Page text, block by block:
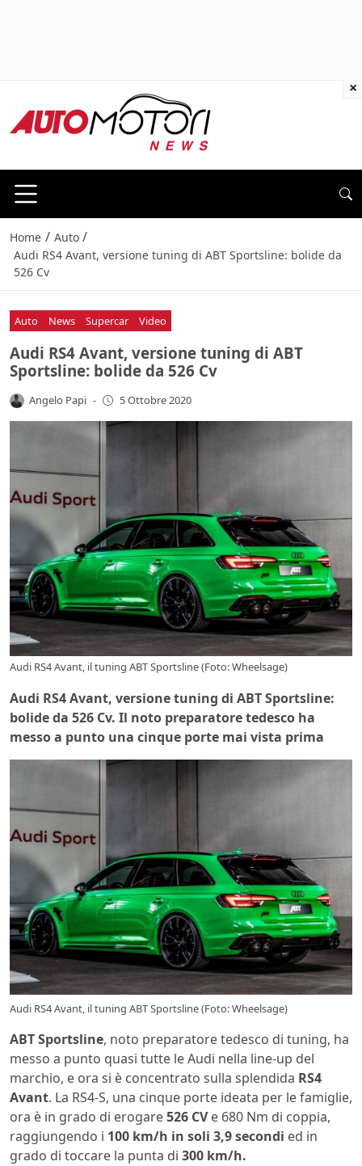
Home / Auto /
Audi RS4 Avant, versione tuning di ABT Sportsline: bolide da
526 Cv
Auto News Supercar Video
Audi RS4 Avant, versione tuning di ABT
Sportsline: bolide da 526 Cv
Angelo Papi - 5 Ottobre 2020
Audi RS4 Avant, il tuning ABT Sportsline (Foto: Wheelsage)
Audi RS4 Avant, versione tuning di ABT Sportsline:
bolide da 526 Cv. Il noto preparatore tedesco ha
messo a punto una cinque porte mai vista prima
Audi RS4 Avant, il tuning ABT Sportsline (Foto: Wheelsage)
ABT Sportsline, noto preparatore tedesco di tuning, ha
messo a punto quasi tutte le Audi nella line-up del
marchio, e ora si è concentrato sulla splendida RS4
Avant. La RS4-S, una cinque porte ideata per le famiglie,
ora è in grado di erogare526 CVe 680 Nm di coppia,
raggiungendo i 100 km/h in soli 3,9 secondi ed in
grado di toccare la punta di 300 km/h.
×